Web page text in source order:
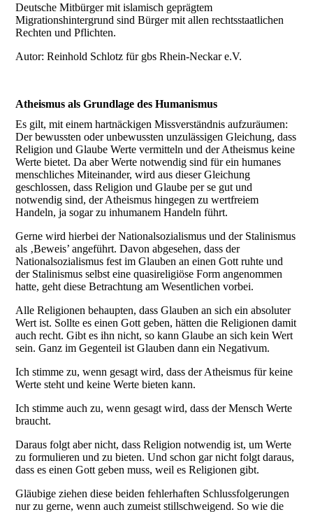
Deutsche Mitbürger mit islamisch geprägtem
Migrationshintergrund sind Bürger mit allen rechtsstaatlichen
Rechten und Pflichten.
Autor: Reinhold Schlotz für gbs Rhein-Neckar e.V.
Atheismus als Grundlage des Humanismus
Es gilt, mit einem hartnäckigen Missverständnis aufzuräumen:
Der bewussten oder unbewussten unzulässigen Gleichung, dass
Religion und Glaube Werte vermitteln und der Atheismus keine
Werte bietet. Da aber Werte notwendig sind für ein humanes
menschliches Miteinander, wird aus dieser Gleichung
geschlossen, dass Religion und Glaube per se gut und
notwendig sind, der Atheismus hingegen zu wertfreiem
Handeln, ja sogar zu inhumanem Handeln führt.
Gerne wird hierbei der Nationalsozialismus und der Stalinismus
als ‚Beweis’ angeführt. Davon abgesehen, dass der
Nationalsozialismus fest im Glauben an einen Gott ruhte und
der Stalinismus selbst eine quasireligiöse Form angenommen
hatte, geht diese Betrachtung am Wesentlichen vorbei.
Alle Religionen behaupten, dass Glauben an sich ein absoluter
Wert ist. Sollte es einen Gott geben, hätten die Religionen damit
auch recht. Gibt es ihn nicht, so kann Glaube an sich kein Wert
sein. Ganz im Gegenteil ist Glauben dann ein Negativum.
Ich stimme zu, wenn gesagt wird, dass der Atheismus für keine
Werte steht und keine Werte bieten kann.
Ich stimme auch zu, wenn gesagt wird, dass der Mensch Werte
braucht.
Daraus folgt aber nicht, dass Religion notwendig ist, um Werte
zu formulieren und zu bieten. Und schon gar nicht folgt daraus,
dass es einen Gott geben muss, weil es Religionen gibt.
Gläubige ziehen diese beiden fehlerhaften Schlussfolgerungen
nur zu gerne, wenn auch zumeist stillschweigend. So wie die